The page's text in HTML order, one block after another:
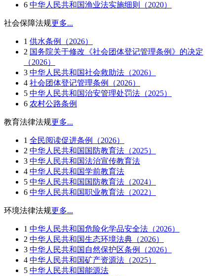
6 中华人民共和国渔业法实施细则（2020）
社会保障法规更多...
1 供水条例（2026）
2 国务院关于修改《社会团体登记管理条例》的决定
（2026）
3 中华人民共和国社会救助法（2026）
4 社会团体登记管理条例（2026）
5 中华人民共和国治安管理处罚法（2025）
6 农村公路条例
教育法律法规更多...
1 全民阅读促进条例（2026）
2 中华人民共和国国防教育法（2025）
3 中华人民共和国法治宣传教育法
4 中华人民共和国学前教育法
5 中华人民共和国国防教育法（2024）
6 中华人民共和国职业教育法（2022）
环境法律法规更多...
1 中华人民共和国危险化学品安全法（2026）
2 中华人民共和国生态环境法典（2026）
3 中华人民共和国自然保护区条例（2026）
4 中华人民共和国矿产资源法（2025）
5 中华人民共和国能源法